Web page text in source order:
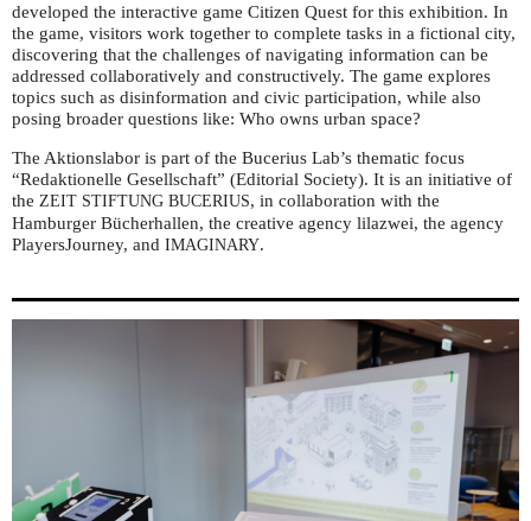
developed the interactive game Citizen Quest for this exhibition. In
the game, visitors work together to complete tasks in a fictional city,
discovering that the challenges of navigating information can be
addressed collaboratively and constructively. The game explores
topics such as disinformation and civic participation, while also
posing broader questions like: Who owns urban space?
The Aktionslabor is part of the Bucerius Lab’s thematic focus
“Redaktionelle Gesellschaft” (Editorial Society). It is an initiative of
the ZEIT STIFTUNG BUCERIUS, in collaboration with the
Hamburger Bücherhallen, the creative agency lilazwei, the agency
PlayersJourney, and IMAGINARY.